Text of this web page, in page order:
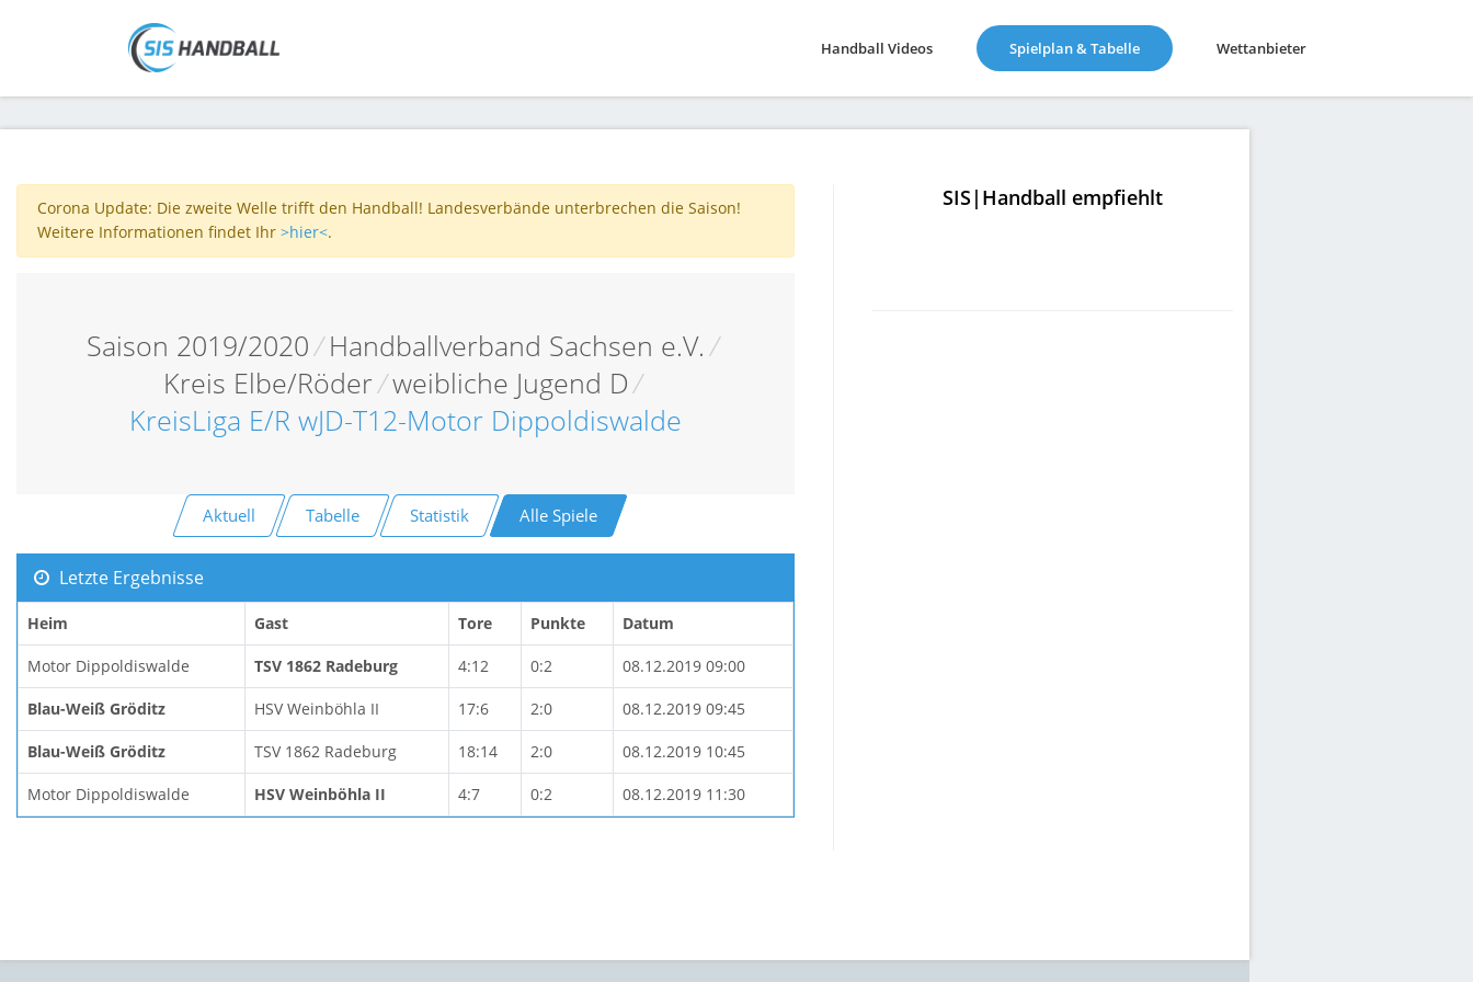
Handball Videos Spielplan & Tabelle(current) Wettanbieter
Corona Update: Die zweite Welle trifft den Handball! Landesverbände unterbrechen die Saison!
Weitere Informationen findet Ihr >hier<.
Saison 2019/2020/ Handballverband Sachsen e.V. /
Kreis Elbe/Röder/weibliche Jugend D/
KreisLiga E/R wJD-T12-Motor Dippoldiswalde
Aktuell Tabelle Statistik Alle Spiele
Letzte Ergebnisse
Heim Gast Tore Punkte Datum
Motor Dippoldiswalde TSV 1862 Radeburg 4:12 0:2 08.12.2019 09:00
Blau-Weiß Gröditz HSV Weinböhla II 17:6 2:0 08.12.2019 09:45
Blau-Weiß Gröditz TSV 1862 Radeburg 18:14 2:0 08.12.2019 10:45
Motor Dippoldiswalde HSV Weinböhla II 4:7 0:2 08.12.2019 11:30
SIS|Handball empfiehlt